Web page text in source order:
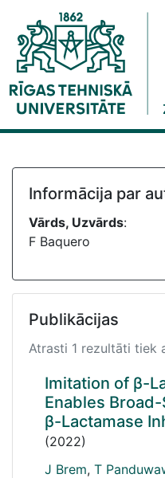
Informācija par
Vārds, Uzvārds:
F Baquero
Publikācijas
Atrasti 1 rezultāti tiek
Imitation of β-
Enables
β-Lactamase
(2022)
J Brem, T